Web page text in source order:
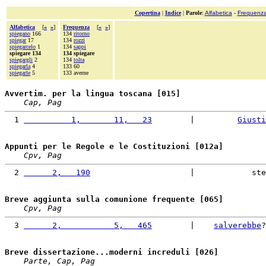
Copertina| Indice| Parole: Alfabetica -
Alfabetica [« »]
spiegano 166
spiegar17
spiegarcelo 1
spiegare 134
spiegargli 2
spiegarla 4
spiegarle 5
Frequenza [« »]
134 ritorno
134 rozzi
134 sappi
134 spiegare
134 tolta
133 60
133 averne
Avvertim. per la lingua toscana [015]
Cap, Pag
  1
          1,       11,   23
Appunti per le Regole e le Costituzioni [012a]
Cpv, Pag
  2
      2,   190
|
Breve aggiunta sulla comunione frequente [065]
Cpv, Pag
  3
      2,           5,   465
salverebbe
Breve dissertazione...moderni increduli [026]
Parte, Cap, Pag